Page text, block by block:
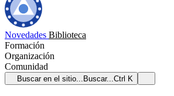
Novedades Biblioteca
Formación
Organización
Comunidad
Buscar en el sitio... Buscar...Ctrl K